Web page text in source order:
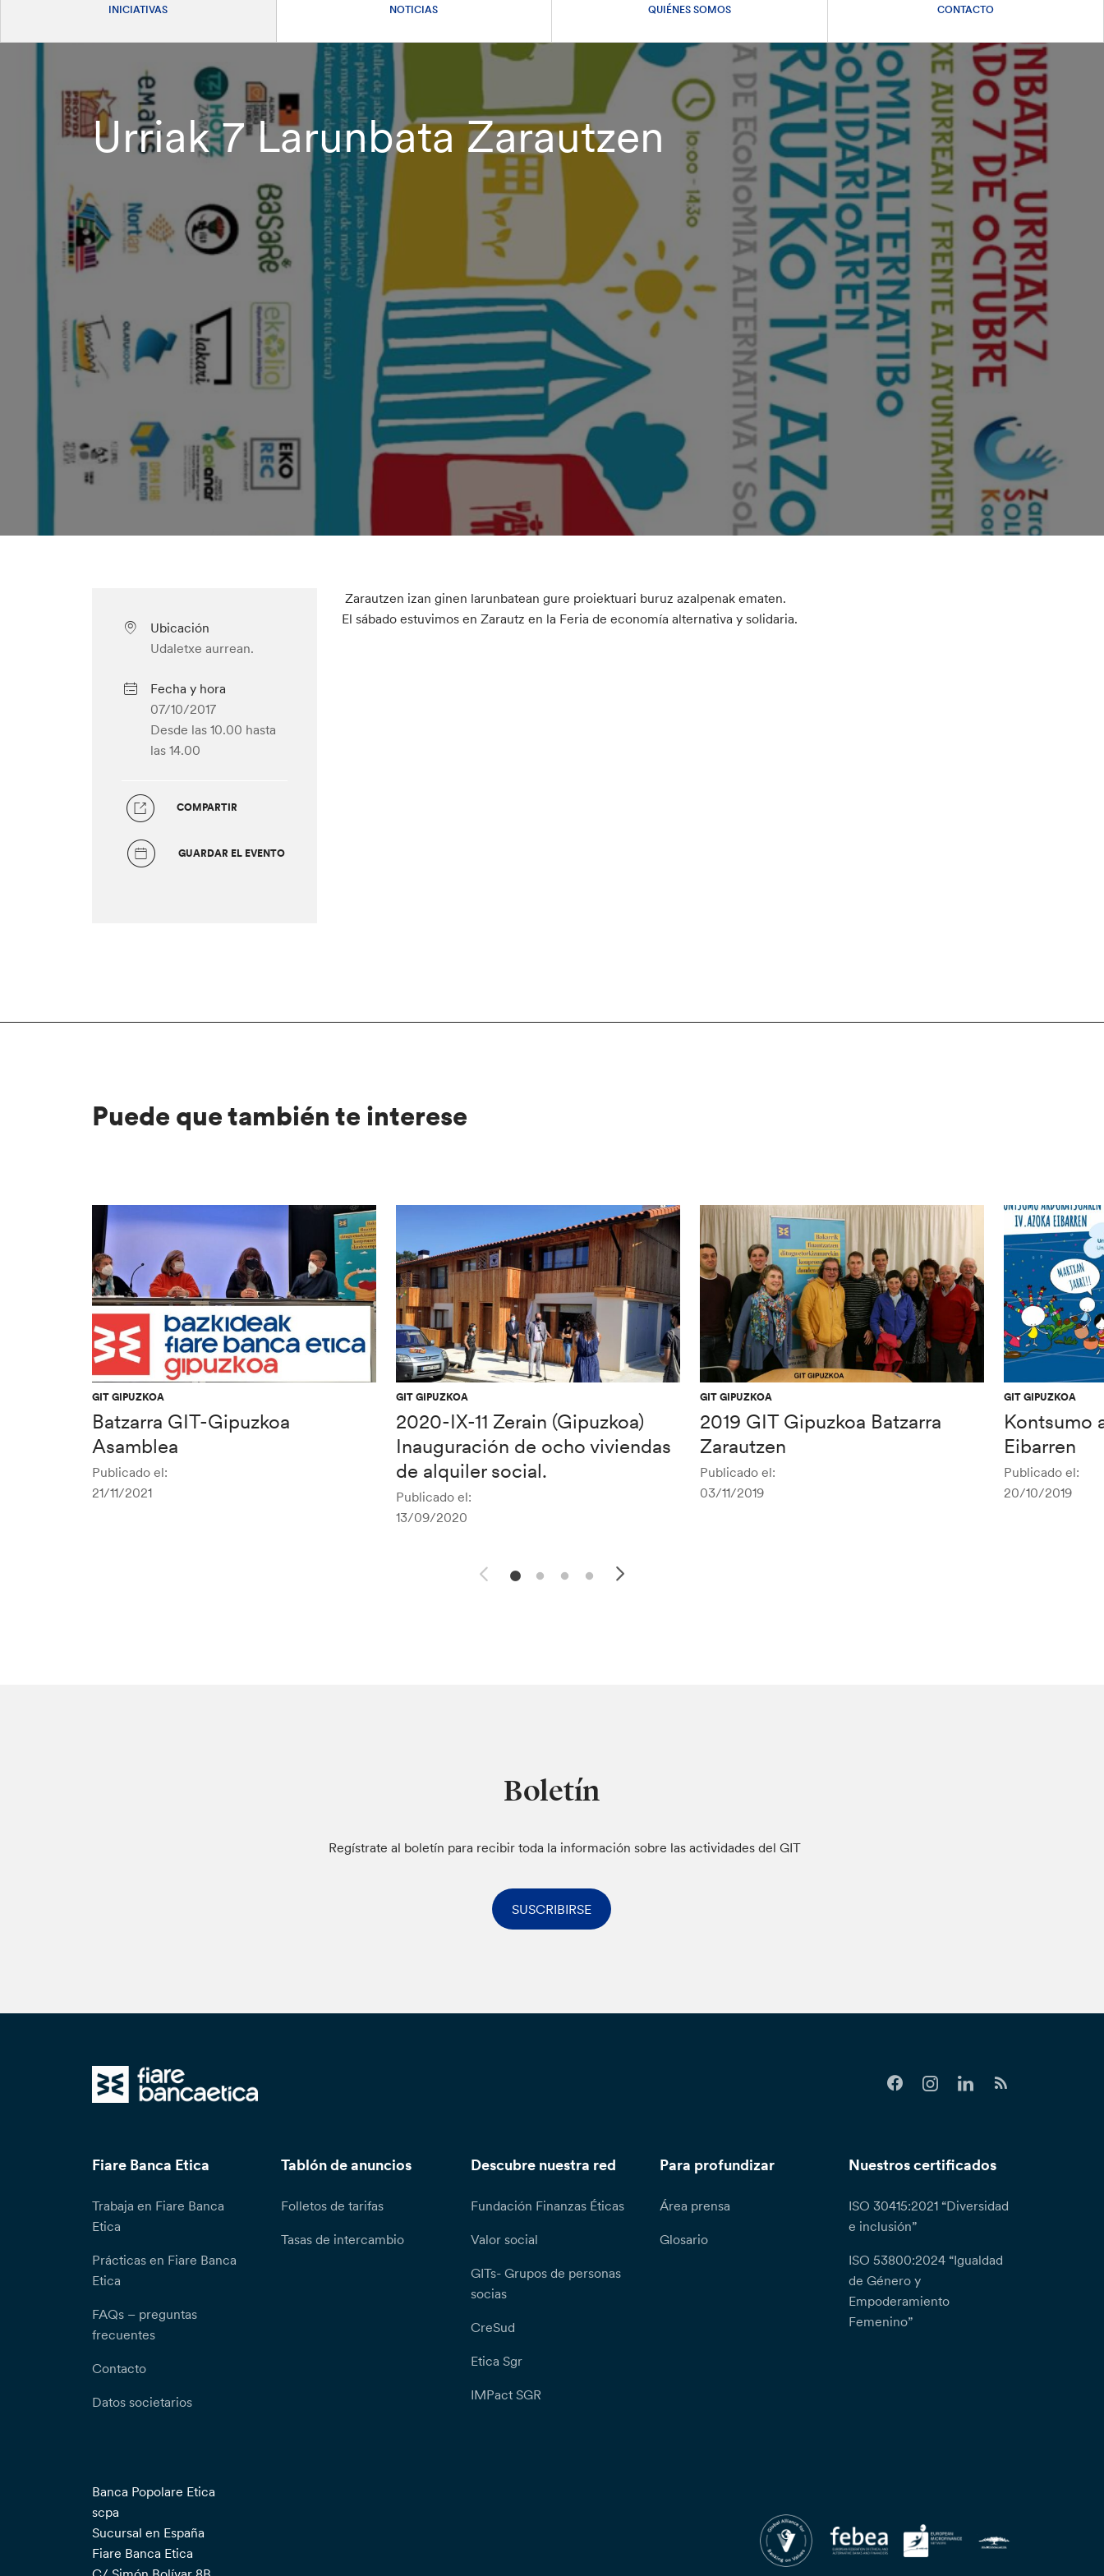
INICIATIVAS NOTICIAS QUIÉNES SOMOS CONTACTO
Urriak 7 Larunbata Zarautzen
Ubicación
Udaletxe aurrean.
Fecha y hora
07/10/2017
Desde las 10.00 hasta
las 14.00
COMPARTIR
GUARDAR EL EVENTO
Zarautzen izan ginen larunbatean gure proiektuari buruz azalpenak ematen.
El sábado estuvimos en Zarautz en la Feria de economía alternativa y solidaria.
Puede que también te interese
GIT GIPUZKOA
Batzarra GIT-Gipuzkoa
Asamblea
Publicado el:
21/11/2021
GIT GIPUZKOA
2020-IX-11 Zerain (Gipuzkoa)
Inauguración de ocho viviendas
de alquiler social.
Publicado el:
13/09/2020
GIT GIPUZKOA
2019 GIT Gipuzkoa Batzarra
Zarautzen
Publicado el:
03/11/2019
GIT GIPUZKOA
Kontsumo
Eibarren
Publicado el:
20/10/2019
Boletín
Regístrate al boletín para recibir toda la información sobre las actividades del GIT
SUSCRIBIRSE
Fiare Banca Etica
Trabaja en Fiare Banca
Etica
Prácticas en Fiare Banca
Etica
FAQs – preguntas
frecuentes
Contacto
Datos societarios
Tablón de anuncios
Folletos de tarifas
Tasas de intercambio
Descubre nuestra red
Fundación Finanzas Éticas
Valor social
GITs- Grupos de personas
socias
CreSud
Etica Sgr
IMPact SGR
Para profundizar
Área prensa
Glosario
Nuestros certificados
ISO 30415:2021 “Diversidad
e inclusión”
ISO 53800:2024 “Igualdad
de Género y
Empoderamiento
Femenino”
Banca Popolare Etica
scpa
Sucursal en España
Fiare Banca Etica